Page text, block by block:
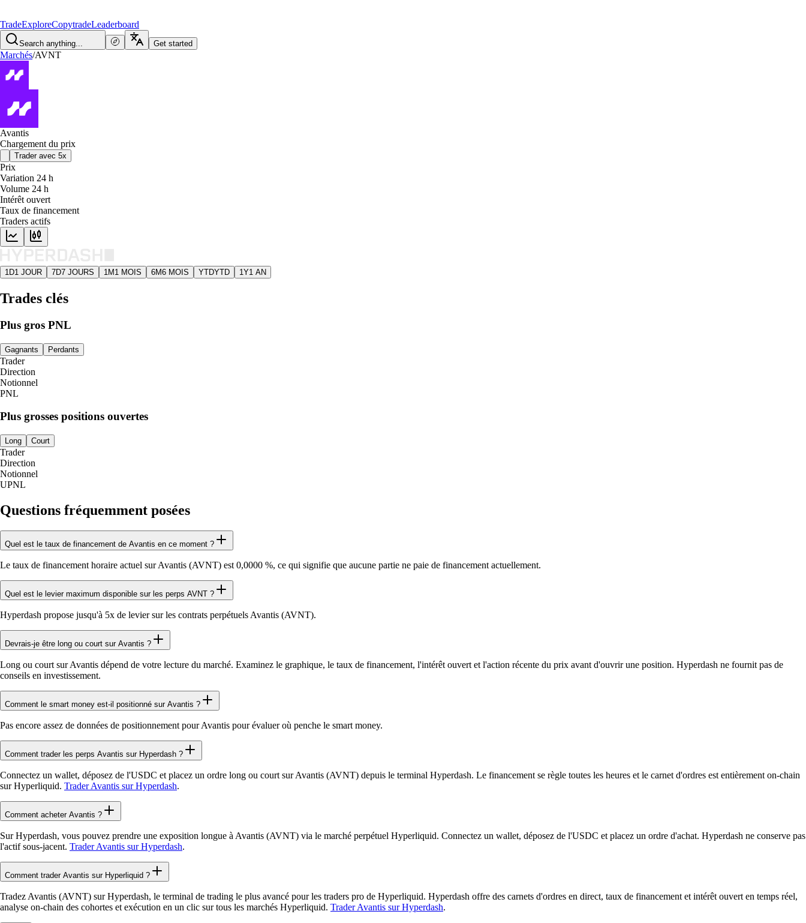
TradeExploreCopytradeLeaderboard
Search anything... Get started
Marchés/AVNT
Avantis
Chargement du prix
Trader avec 5x
Prix
Variation 24 h
Volume 24 h
Intérêt ouvert
Taux de financement
Traders actifs
1D1 JOUR 7D7 JOURS 1M 1 MOIS 6M6 MOIS YTDYTD 1Y1 AN
Trades clés
Plus gros PNL
Gagnants Perdants
Trader
Direction
Notionnel
PNL
Plus grosses positions ouvertes
Long Court
Trader
Direction
Notionnel
UPNL
Questions fréquemment posées
Quel est le taux de financement de Avantis en ce moment ?
Le taux de financement horaire actuel sur Avantis (AVNT) est 0,0000 %, ce qui signifie que aucune partie ne paie de financement actuellement.
Quel est le levier maximum disponible sur les perps AVNT ?
Hyperdash propose jusqu'à 5x de levier sur les contrats perpétuels Avantis (AVNT).
Devrais-je être long ou court sur Avantis ?
Long ou court sur Avantis dépend de votre lecture du marché. Examinez le graphique, le taux de financement, l'intérêt ouvert et l'action récente du prix avant d'ouvrir une position. Hyperdash ne fournit pas de
conseils en investissement.
Comment le smart money est-il positionné sur Avantis ?
Pas encore assez de données de positionnement pour Avantis pour évaluer où penche le smart money.
Comment trader les perps Avantis sur Hyperdash ?
Connectez un wallet, déposez de l'USDC et placez un ordre long ou court sur Avantis (AVNT) depuis le terminal Hyperdash. Le financement se règle toutes les heures et le carnet d'ordres est entièrement on-chain
sur Hyperliquid. Trader Avantis sur Hyperdash.
Comment acheter Avantis ?
Sur Hyperdash, vous pouvez prendre une exposition longue à Avantis (AVNT) via le marché perpétuel Hyperliquid. Connectez un wallet, déposez de l'USDC et placez un ordre d'achat. Hyperdash ne conserve pas
l'actif sous-jacent. Trader Avantis sur Hyperdash.
Comment trader Avantis sur Hyperliquid ?
Tradez Avantis (AVNT) sur Hyperdash, le terminal de trading le plus avancé pour les traders pro de Hyperliquid. Hyperdash offre des carnets d'ordres en direct, taux de financement et intérêt ouvert en temps réel,
analyse on-chain des cohortes et exécution en un clic sur tous les marchés Hyperliquid. Trader Avantis sur Hyperdash.